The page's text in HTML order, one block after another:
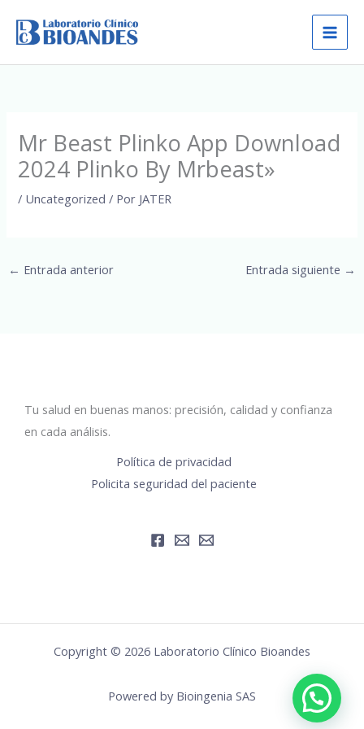
Mr Beast Plinko App Download
2024 Plinko By Mrbeast»
/ Uncategorized / Por JATER
← Entrada anterior Entrada siguiente →
Tu salud en buenas manos: precisión, calidad y confianza
en cada análisis.
Política de privacidad
Policita seguridad del paciente
Copyright © 2026 Laboratorio Clínico Bioandes
Powered by Bioingenia SAS